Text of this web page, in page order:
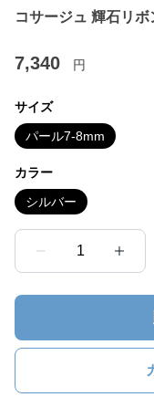
コサージュ 輝石リ
7,340 円
サイズ
パール7-8mm
カラー
シルバー
1